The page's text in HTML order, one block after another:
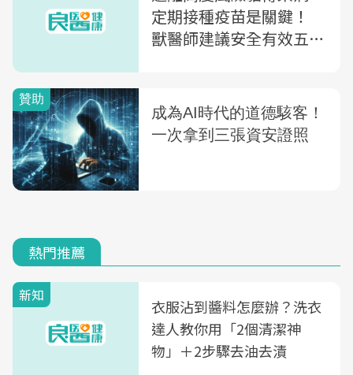
定期接種疫苗是關鍵！
獸醫師建議安全有效五合
熱門推薦
新知
衣服沾到醬料怎麼辦？洗衣
達人教你用「2個清潔神
物」＋2步驟去油去漬